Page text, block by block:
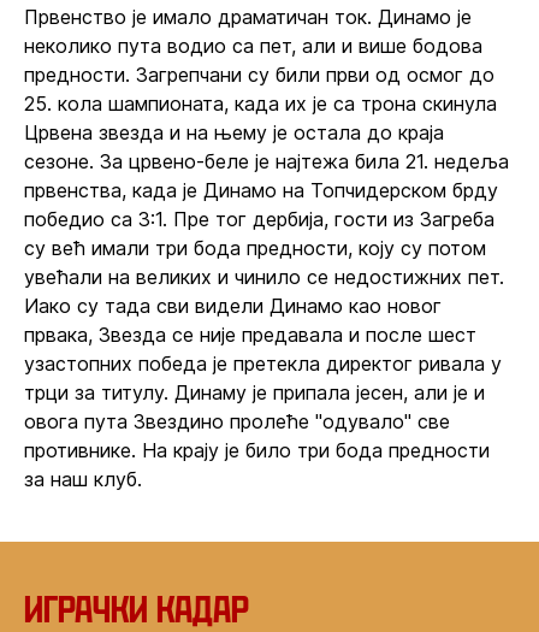
Првенство је имало драматичан ток. Динамо је
неколико пута водио са пет, али и више бодова
предности. Загрепчани су били први од осмог до
25. кола шампионата, када их је са трона скинула
Црвена звезда и на њему је остала до краја
сезоне. За црвено-беле је најтежа била 21. недеља
првенства, када је Динамо на Топчидерском брду
победио са 3:1. Пре тог дербија, гости из Загреба
су већ имали три бода предности, коју су потом
увећали на великих и чинило се недостижних пет.
Иако су тада сви видели Динамо као новог
првака, Звезда се није предавала и после шест
узастопних победа је претекла директог ривала у
трци за титулу. Динаму је припала јесен, али је и
овога пута Звездино пролеће "одувало" све
противнике. На крају је било три бода предности
за наш клуб.
Играчки кадар